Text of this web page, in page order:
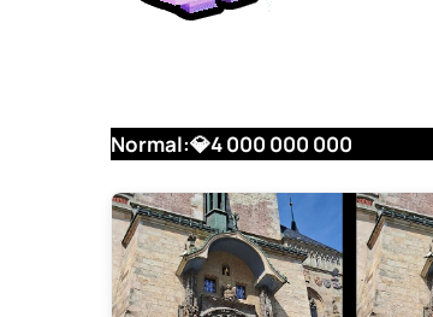
Normal:💎4 000 000 000